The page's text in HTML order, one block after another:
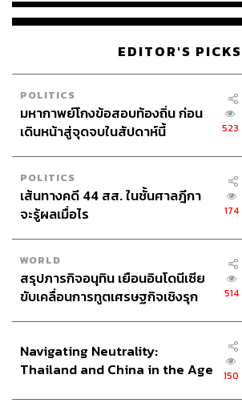
TAGS: Sound of the Soul
หอศิลปวัฒนธรรมแห่งกรุงเทพมหานคร
ABOUT THE
เกณิกา รวยธนพานิช
นักเขียนผู้ชื่นชอบการ
อาหาร งานศิลปะ และ
EDITOR'S PICKS
POLITICS
มหากาพย์โกงข้อสอบท้องถิ่น ก่อน
เดินหน้าสู่จุดจบในสัปดาห์นี้
523
POLITICS
เส้นทางคดี 44 สส. ในชั้นศาลฎีกา
จะรู้ผลเมื่อไร
174
WORLD
สรุปภารกิจอนุทิน เยือนอินโดนีเซีย
ขับเคลื่อนการทูตเศรษฐกิจเชิงรุก
514
Navigating Neutrality:
Thailand and China in the Age
150